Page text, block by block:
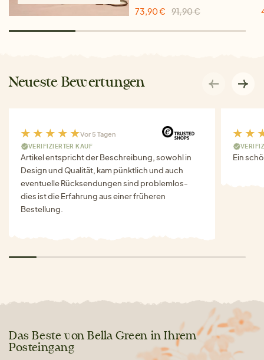
73,90 €
91,90 €
Neueste Bewertungen
Vor 5 Tagen
VERIFIZIERTER KAUF
Artikel entspricht der Beschreibung, sowohl in
Design und Qualität, kam pünktlich und auch
eventuelle Rücksendungen sind problemlos-
dies ist die Erfahrung aus einer früheren
Bestellung.
Ein
Das Beste von Bella Green in Ihrem
Posteingang